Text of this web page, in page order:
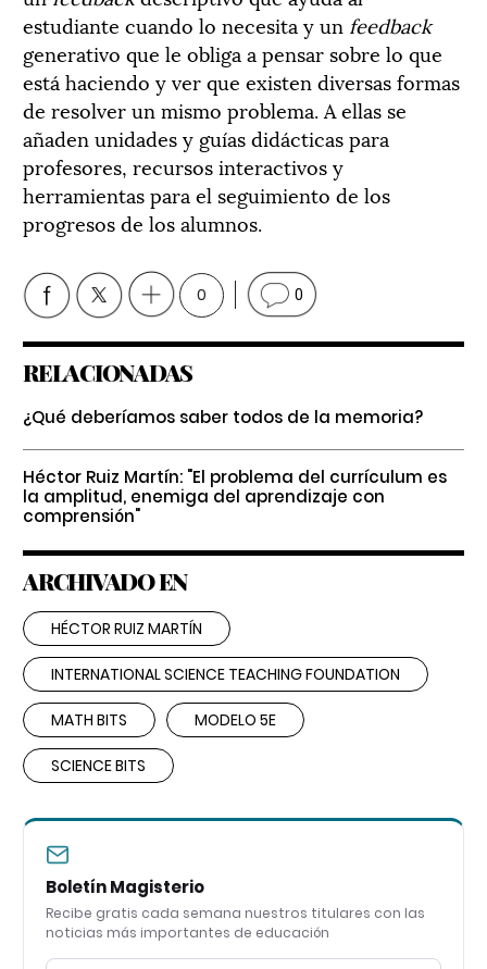
estudiante cuando lo necesita y un feedback
generativo que le obliga a pensar sobre lo que
está haciendo y ver que existen diversas formas
de resolver un mismo problema. A ellas se
añaden unidades y guías didácticas para
profesores, recursos interactivos y
herramientas para el seguimiento de los
progresos de los alumnos.
0 0
RELACIONADAS
¿Qué deberíamos saber todos de la memoria?
Héctor Ruiz Martín: "El problema del currículum es
la amplitud, enemiga del aprendizaje con
comprensión"
ARCHIVADO EN
HÉCTOR RUIZ MARTÍN
INTERNATIONAL SCIENCE TEACHING FOUNDATION
MATH BITS MODELO 5E
SCIENCE BITS
Boletín Magisterio
Recibe gratis cada semana nuestros titulares con las
noticias más importantes de educación